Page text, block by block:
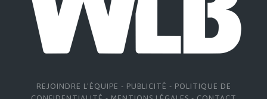
REJOINDRE L'ÉQUIPE - PUBLICITÉ - POLITIQUE DE